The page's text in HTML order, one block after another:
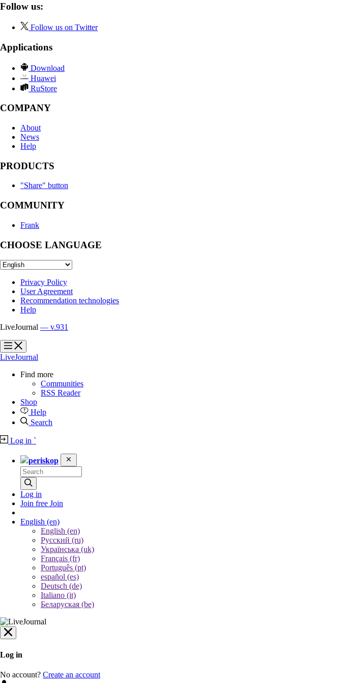
Follow us:
Follow us on Twitter
Applications
Download
Huawei
RuStore
COMPANY
About
News
Help
PRODUCTS
"Share" button
COMMUNITY
Frank
CHOOSE LANGUAGE
Privacy Policy
User Agreement
Recommendation technologies
Help
LiveJournal — v.931
?
?
LiveJournal
Find more
Communities
RSS Reader
Shop
Help
Search
Log in `
periskop
Log in
Join free Join
English (en)
English (en)
Русский (ru)
Українська (uk)
Français (fr)
Português (pt)
español (es)
Deutsch (de)
Italiano (it)
Беларуская (be)
Log in
No account? Create an account